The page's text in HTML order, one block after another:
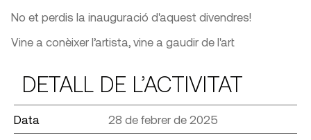
No et perdis la inauguració d'aquest divendres!
Vine a conèixer l’artista, vine a gaudir de l'art
DETALL DE L’ACTIVITAT
Data 28 de febrer de 2025